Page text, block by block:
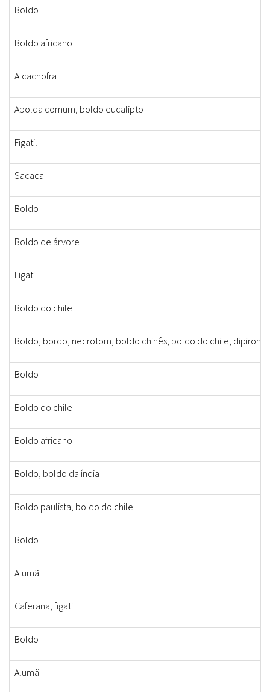
Boldo
Boldo africano
Alcachofra
Abolda comum, boldo eucalipto
Figatil
Sacaca
Boldo
Boldo de árvore
Figatil
Boldo do chile
Boldo, bordo, necrotom, boldo chinês, boldo do chile, dipirona
Boldo
Boldo do chile
Boldo africano
Boldo, boldo da índia
Boldo paulista, boldo do chile
Boldo
Alumã
Caferana, figatil
Boldo
Alumã